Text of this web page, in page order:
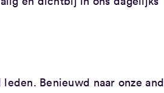
Benieuwd naar onze